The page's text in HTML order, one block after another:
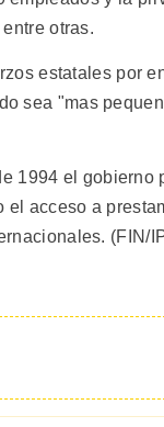
otras.
estatales por
sea "mas
1994 el gobierno
acceso a
(FIN/